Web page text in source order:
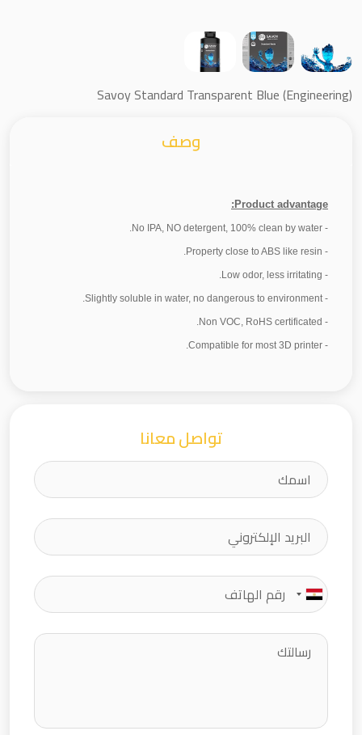
Savoy Standard Transparent Blue (Engineering)
وصف
Product advantage:
- No IPA, NO detergent, 100% clean by water.
- Property close to ABS like resin.
- Low odor, less irritating.
- Slightly soluble in water, no dangerous to environment.
- Non VOC, RoHS certificated.
- Compatible for most 3D printer.
تواصل معانا